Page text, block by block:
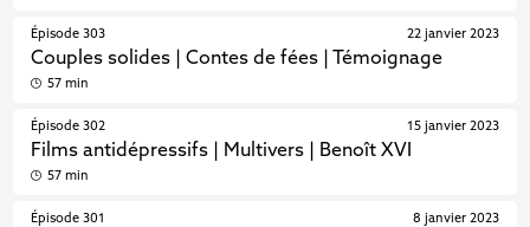
Épisode 303
Couples solides | Contes de fées | Témoignage
22 janvier 2023
57 min
Épisode 302
Films antidépressifs | Multivers | Benoît XVI
15 janvier 2023
57 min
Épisode 301 8 janvier 2023